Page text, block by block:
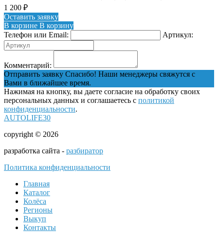
1 200 ₽
Оставить заявку
В корзине В корзину
Телефон или Email:
Артикул:
Комментарий:
Отправить заявку Спасибо! Наши менеджеры свяжутся с
Вами в ближайшее время.
Нажимая на кнопку, вы даете согласие на обработку своих
персональных данных и соглашаетесь с политикой
конфиденциальности.
AUTOLIFE30
copyright © 2026
разработка сайта - разбиратор
Политика конфиденциальности
Главная
Каталог
Колёса
Регионы
Выкуп
Контакты